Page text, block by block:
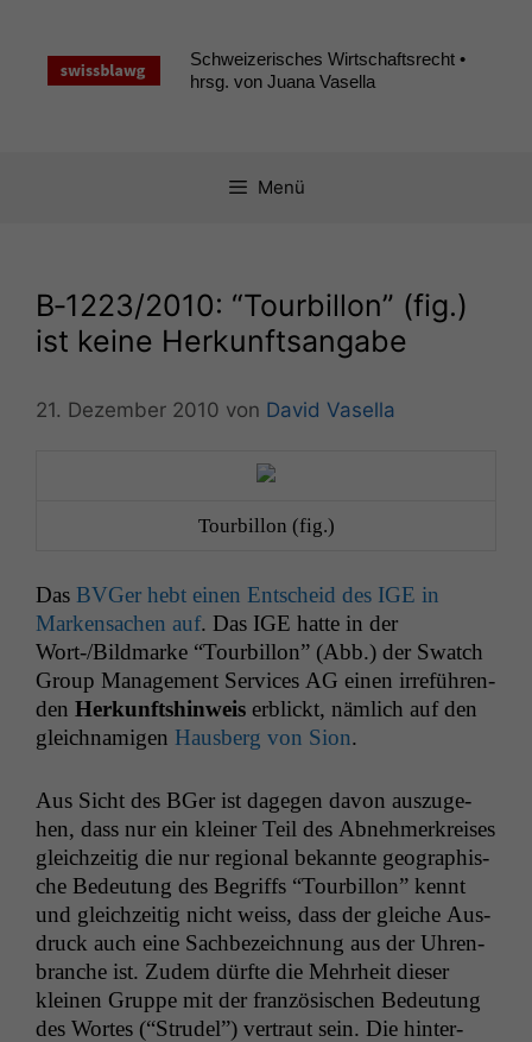
springen
Schweizerisches Wirtschaftsrecht •
hrsg. von Juana Vasella
Menü
B‑1223/2010: “Tourbillon” (fig.)
ist keine Herkunftsangabe
21. Dezember 2010 von David Vasella
Tour­bil­lon (fig.)
Das BVGer hebt einen Entscheid des IGE in
Marken­sachen auf. Das IGE hat­te in der
Wort-/Bild­marke “Tour­bil­lon” (Abb.) der Swatch
Group Man­age­ment Ser­vices AG einen irreführen­
den Herkun­ft­shin­weis erblickt, näm­lich auf den
gle­ich­nami­gen Haus­berg von Sion.
Aus Sicht des BGer ist dage­gen davon auszuge­
hen, dass nur ein klein­er Teil des Abnehmerkreis­es
gle­ichzeit­ig die nur region­al bekan­nte geo­graphis­
che Bedeu­tung des Begriffs “Tour­bil­lon” ken­nt
und gle­ichzeit­ig nicht weiss, dass der gle­iche Aus­
druck auch eine Sach­beze­ich­nung aus der Uhren­
branche ist. Zudem dürfte die Mehrheit dieser
kleinen Gruppe mit der franzö­sis­chen Bedeu­tung
des Wortes (“Strudel”) ver­traut sein. Die hin­ter­